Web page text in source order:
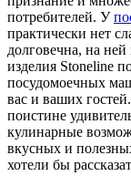
потребителей. У
практически нет
долговечна, на
изделия Stoneline
посудомоечных
вас и ваших
поистине
кулинарные
вкусных и
хотели бы